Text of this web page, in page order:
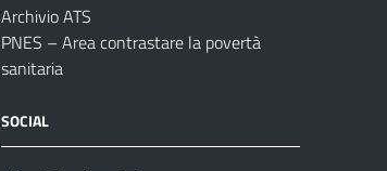
Archivio ATS
PNES – Area contrastare la povertà
sanitaria
SOCIAL